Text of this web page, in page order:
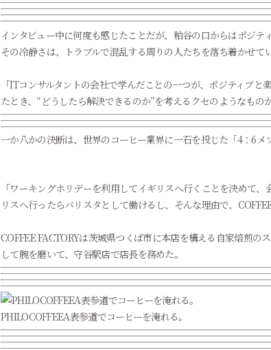
インタビュー中に何度も感じたことだが、粕谷の口からはポジ
その冷静さは、トラブルで混乱する周りの人たちを落ち着かせて
「ITコンサルタントの会社で学んだことの一つが、ポジティブ
たとき、“どうしたら解決できるのか”を考えるクセのようなも
一か八かの決断は、世界のコーヒー業界に一石を投じた「4：6メ
「ワーキングホリデーを利用してイギリスへ行くことを決めて
リスへ行ったらバリスタとして働けるし、そんな理由で、
COFFEE FACTORYは茨城県つくば市に本店を構える自家焙煎
して腕を磨いて、守谷駅店で店長を務めた。
PHILOCOFFEEA表参道でコーヒーを淹れる。